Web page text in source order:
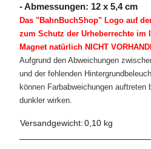
- Abmessungen: 12 x 5,4 cm
Das "BahnBuchShop" Logo auf
zum Schutz der Urheberrechte im
Magnet natürlich NICHT
Aufgrund den Abweichungen
und der fehlenden
können Farbabweichungen auftreten
dunkler wirken.
Versandgewicht:0,10 kg